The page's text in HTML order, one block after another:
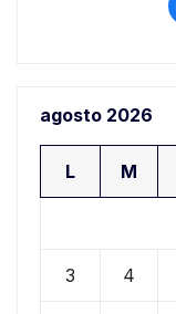
agosto 2026
L M
3 4